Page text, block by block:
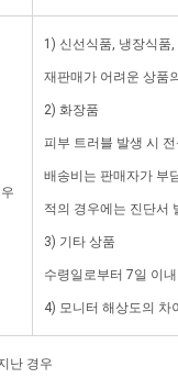
1) 신선식품, 냉장식품
재판매가 어려운 상품
2) 화장품
피부 트러블 발생 시
배송비는 판매자가 부
적의 경우에는 진단서
3) 기타 상품
수령일로부터 7일 이
4) 모니터 해상도의 차
난 경우